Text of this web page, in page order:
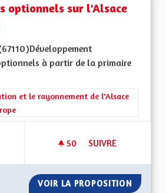
optionnels sur l'Alsace
à partir de la primaire
de la catégorie : La Culture, l'Education et
et le rayonnement de l'Alsace
50 50 ABONNÉS
SUIVRE
VOIR LA PROPOSITION